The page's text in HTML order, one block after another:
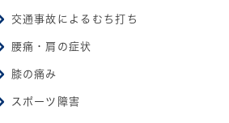
交通事故によるむち打ち
腰痛・肩の症状
膝の痛み
スポーツ障害